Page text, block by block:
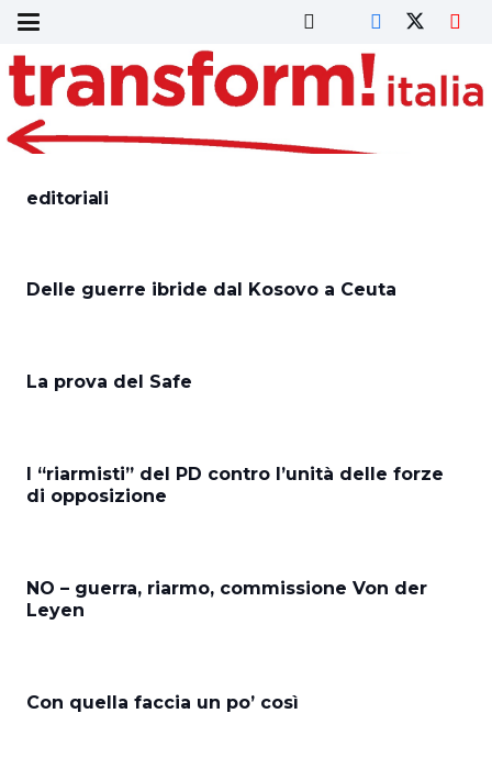
editoriali
Delle guerre ibride dal Kosovo a Ceuta
La prova del Safe
I “riarmisti” del PD contro l’unità delle forze
di opposizione
NO – guerra, riarmo, commissione Von der
Leyen
Con quella faccia un po’ così